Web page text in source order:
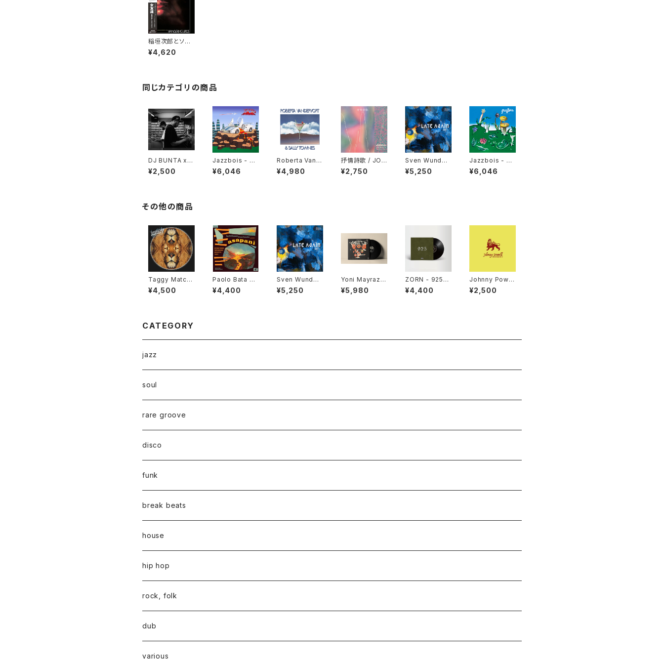
稲垣次郎とソウ
ル・メディア - W
andering Bird
¥4,620
同じカテゴリの商品
DJ BUNTA x D
USTY HUSKY
- 47 CAMPiN
¥2,500
Jazzbois - Sti
ll Blunted "LP"
¥6,046
Roberta Vand
ervort & Sally
Townes "LP"
¥4,980
抒情詩歌 / JOJ
ŌSHĪKA "CD"
¥2,750
Sven Wunder
- Late Again
"LP"
¥5,250
Jazzbois - Ja
zzbois Goes
Blunt II "LP"
¥6,046
その他の商品
Taggy Match
er - Push Pus
h "LP"
¥4,500
Paolo Bata Bi
anconcini & Ci
rcolo Psicona
¥4,400
Sven Wunder
- Late Again
"LP"
¥5,250
Yoni Mayraz -
Dybbuk Tse!
"LP"
¥5,980
ZORN - 925
"LP"
¥4,400
Johnny Powel
l – Moving Ou
t / True Love
¥2,500
CATEGORY
jazz
soul
rare groove
disco
funk
break beats
house
hip hop
rock, folk
dub
various